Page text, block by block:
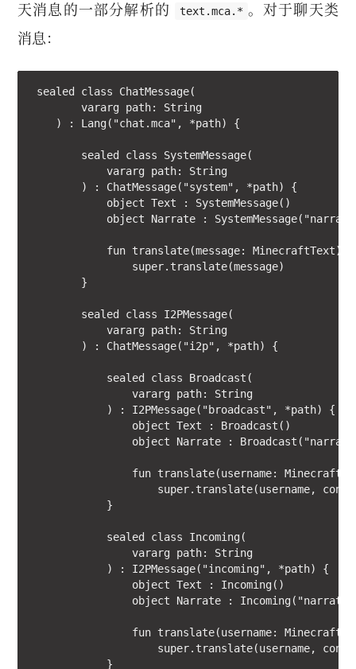
天消息的一部分解析的
text.mca.* 。对于聊天类
消息：
sealed class ChatMessage(
        vararg path: String
    ) : Lang("chat.mca", *path) {
        sealed class SystemMessage(
            vararg path: String
        ) : ChatMessage("system", *path) {
            object Text : SystemMessage()
object Narrate :
fun translate(message: MinecraftText):
                super.translate(message)
        }
        sealed class I2PMessage(
            vararg path: String
        ) : ChatMessage("i2p", *path) {
            sealed class Broadcast(
                vararg path: String
            ) : I2PMessage("broadcast", *path) {
                object Text : Broadcast()
object Narrate :
fun translate(username:
super.translate(username,
            }
            sealed class Incoming(
                vararg path: String
            ) : I2PMessage("incoming", *path) {
                object Text : Incoming()
object Narrate :
fun translate(username:
super.translate(username,
            }